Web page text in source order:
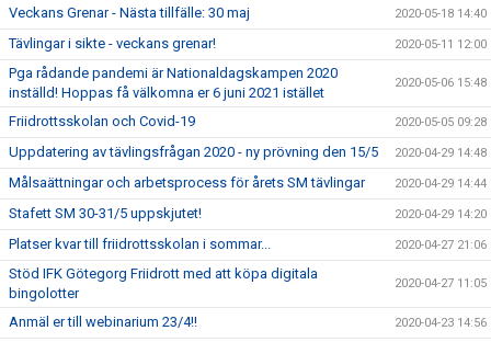
Veckans Grenar - Nästa tillfälle: 30 maj 2020-05-18 14:40
Tävlingar i sikte - veckans grenar! 2020-05-11 12:00
Pga rådande pandemi är Nationaldagskampen 2020
inställd! Hoppas få välkomna er 6 juni 2021 istället
2020-05-06 15:48
Friidrottsskolan och Covid-19 2020-05-05 09:28
Uppdatering av tävlingsfrågan 2020 - ny prövning den 15/5 2020-04-29 14:48
Målsaättningar och arbetsprocess för årets SM tävlingar 2020-04-29 14:44
Stafett SM 30-31/5 uppskjutet! 2020-04-29 14:20
Platser kvar till friidrottsskolan i sommar... 2020-04-27 21:06
Stöd IFK Götegorg Friidrott med att köpa digitala
bingolotter
2020-04-27 11:05
Anmäl er till webinarium 23/4!! 2020-04-23 14:56